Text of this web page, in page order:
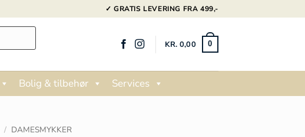
✓ GRATIS LEVERING FRA 499,-
KR. 0,00 0
Bolig & tilbehør Services
/ DAMESMYKKER